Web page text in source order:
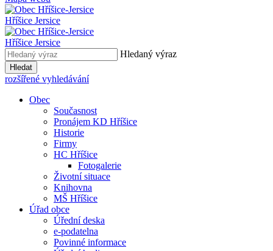
Hříšice Jersice
Hříšice Jersice
Hledaný výraz
Hledat
rozšířené vyhledávání
Obec
Současnost
Pronájem KD Hříšice
Historie
Firmy
HC Hříšice
Fotogalerie
Životní situace
Knihovna
MŠ Hříšice
Úřad obce
Úřední deska
e-podatelna
Povinné informace